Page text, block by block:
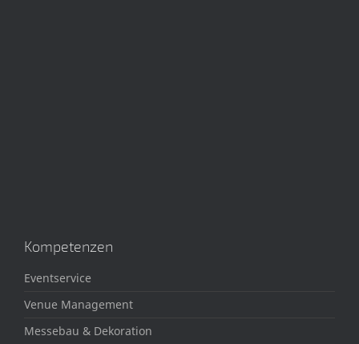
Kompetenzen
Eventservice
Venue Management
Messebau & Dekoration